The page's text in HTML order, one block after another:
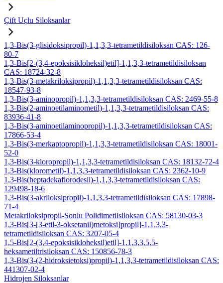
Çift Uçlu Siloksanlar
1,3-Bis(3-glisidoksipropil)-1,1,3,3-tetrametildisiloksan CAS: 126-
80-7
1,3-Bis[2-(3,4-epoksisikloheksil)etil]-1,1,3,3-tetrametildisiloksan
CAS: 18724-32-8
1,3-Bis(3-metakriloksipropil)-1,1,3,3-tetrametildisiloksan CAS:
18547-93-8
1,3-Bis(3-aminopropil)-1,1,3,3-tetrametildisiloksan CAS: 2469-55-8
1,3-Bis(2-aminoetilaminometil)-1,1,3,3-tetrametildisiloksan CAS:
83936-41-8
1,3-Bis(3-aminoetilaminopropil)-1,1,3,3-tetrametildisiloksan CAS:
17866-53-4
1,3-Bis(3-merkaptopropil)-1,1,3,3-tetrametildisiloksan CAS: 18001-
52-0
1,3-Bis(3-kloropropil)-1,1,3,3-tetrametildisiloksan CAS: 18132-72-4
1,3-Bis(klorometil)-1,1,3,3-tetrametildisiloksan CAS: 2362-10-9
1,3-Bis(heptadekaflorodesil)-1,1,3,3-tetrametildisiloksan CAS:
129498-18-6
1,3-Bis(3-akriloksipropil)-1,1,3,3-tetrametildisiloksan CAS: 17898-
71-4
Metakriloksipropil-Sonlu Polidimetilsiloksan CAS: 58130-03-3
1,3-Bis[3-[3-etil-3-oksetanil)metoksi]propil]-1,1,3,3-
tetrametildisiloksan CAS: 3207-05-4
1,5-Bis[2-(3,4-epoksisikloheksil)etil]-1,1,3,3,5,5-
heksametiltrisiloksan CAS: 150856-78-3
1,3-Bis(3-(2-hidroksietoksi)propil)-1,1,3,3-tetrametildisiloksan CAS:
441307-02-4
Hidrojen Siloksanlar